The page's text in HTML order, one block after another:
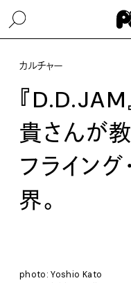
カルチャー
『
貴さんが
フライング
界。
photo: Yoshio Kato